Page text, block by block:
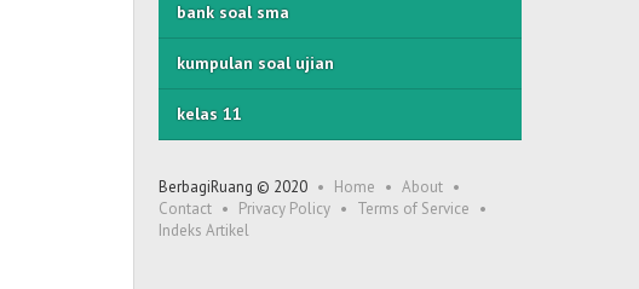
bank soal sma
kumpulan soal ujian
kelas 11
BerbagiRuang © 2020 Home
About
Contact
Privacy Policy
Terms of Service
Indeks Artikel